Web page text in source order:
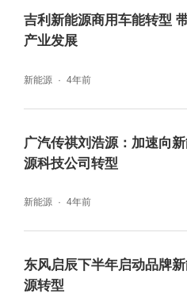
展时代的新阶段。
吉利新能源商用车能转型
产业发展
新能源 4年前
广汽传祺刘浩源：加速向
源科技公司转型
新能源 4年前
东风启辰下半年启动品牌
源转型